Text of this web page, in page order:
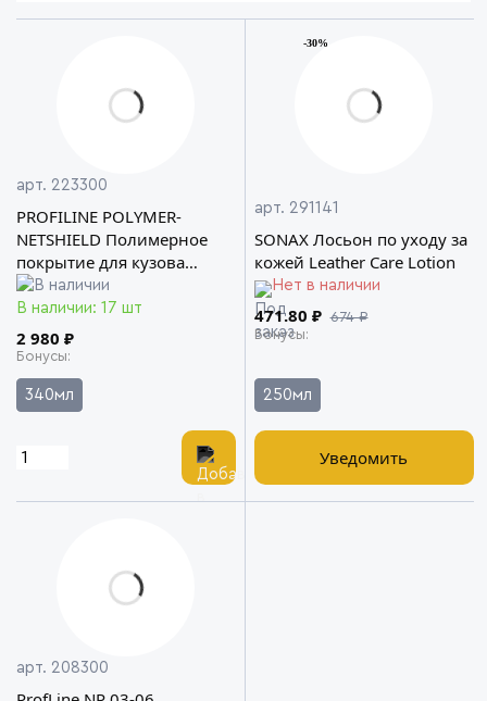
арт. 223300
PROFILINE POLYMER-
NETSHIELD Полимерное
покрытие для кузова
SONAX
В наличии: 17 шт
2 980 ₽
Бонусы
340мл
-30%
арт. 291141
SONAX Лосьон по уходу за
кожей Leather Care Lotion
Нет в наличии
471.80 ₽ 674 ₽
Бонусы
250мл
Уведомить
арт. 208300